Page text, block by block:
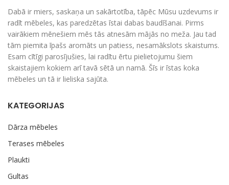
Dabā ir miers, saskaņa un sakārtotība, tāpēc Mūsu uzdevums ir
radīt mēbeles, kas paredzētas īstai dabas baudīšanai. Pirms
vairākiem mēnešiem mēs tās atnesām mājās no meža. Jau tad
tām piemita īpašs aromāts un patiess, nesamākslots skaistums.
Esam cītīgi parosījušies, lai radītu ērtu pielietojumu šiem
skaistajiem kokiem arī tavā sētā un namā. Šīs ir īstas koka
mēbeles un tā ir lieliska sajūta.
KATEGORIJAS
Dārza mēbeles
Terases mēbeles
Plaukti
Gultas